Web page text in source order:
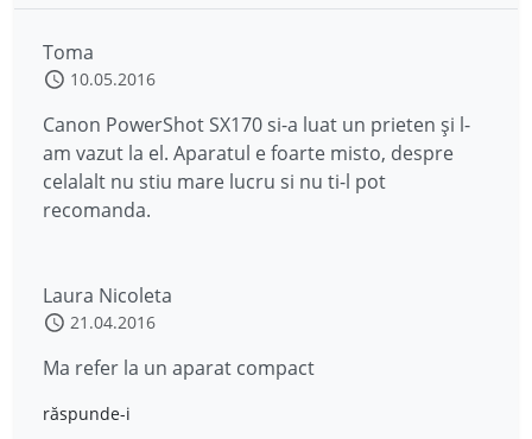
Toma
10.05.2016
Canon PowerShot SX170 si-a luat un prieten și l-
am vazut la el. Aparatul e foarte misto, despre
celalalt nu stiu mare lucru si nu ti-l pot
recomanda.
Laura Nicoleta
21.04.2016
Ma refer la un aparat compact
răspunde-i